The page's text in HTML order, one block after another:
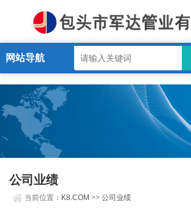
K8.COM
网站导航
公司业绩
当前位置： K8.COM >>公司业绩